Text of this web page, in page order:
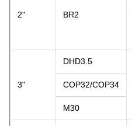
2" BR2
3"
DHD3.5
COP32/COP34
M30